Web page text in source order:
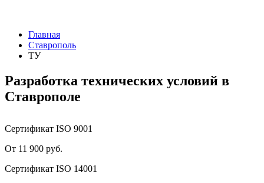
Главная
Ставрополь
ТУ
Разработка технических условий в
Ставрополе
Сертификат ISO 9001
От 11 900 руб.
Сертификат ISO 14001